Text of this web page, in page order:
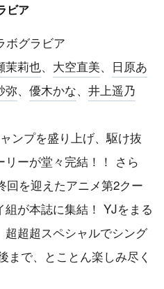
ビア
ボグラビア
茉莉也、 大空直美、 日原あ
弥、 優木かな、 井上遥乃
ンプを盛り上げ、駆け抜
ーが堂々完結！！ さら
回を迎えたアニメ第2クー
が本誌に集結！ YJをまる
超超スペシャルでシング
まで、とことん楽しみ尽く